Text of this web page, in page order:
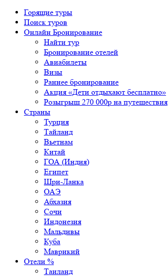
Горящие туры
Поиск туров
Онлайн Бронирование
Найти тур
Бронирование отелей
Авиабилеты
Визы
Раннее бронирование
Акция «Дети отдыхают бесплатно»
Розыгрыш 270 000р на путешествия
Страны
Турция
Тайланд
Вьетнам
Китай
ГОА (Индия)
Египет
Шри-Ланка
ОАЭ
Абхазия
Сочи
Индонезия
Мальдивы
Куба
Маврикий
Отели %
Таиланд